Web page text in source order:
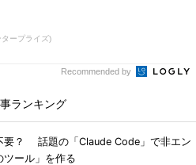
ープライズ)
Recommended by
ランキング
要？ 話題の「Claude Code」で非エン
ツール」を作る